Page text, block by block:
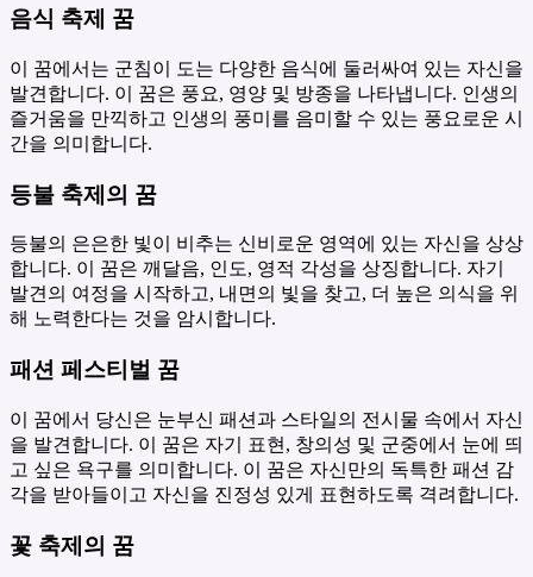
음식 축제 꿈
이 꿈에서는 군침이 도는 다양한 음식에 둘러싸여 있는 자신을
발견합니다. 이 꿈은 풍요, 영양 및 방종을 나타냅니다. 인생의
즐거움을 만끽하고 인생의 풍미를 음미할 수 있는 풍요로운 시
간을 의미합니다.
등불 축제의 꿈
등불의 은은한 빛이 비추는 신비로운 영역에 있는 자신을 상상
합니다. 이 꿈은 깨달음, 인도, 영적 각성을 상징합니다. 자기
발견의 여정을 시작하고, 내면의 빛을 찾고, 더 높은 의식을 위
해 노력한다는 것을 암시합니다.
패션 페스티벌 꿈
이 꿈에서 당신은 눈부신 패션과 스타일의 전시물 속에서 자신
을 발견합니다. 이 꿈은 자기 표현, 창의성 및 군중에서 눈에 띄
고 싶은 욕구를 의미합니다. 이 꿈은 자신만의 독특한 패션 감
각을 받아들이고 자신을 진정성 있게 표현하도록 격려합니다.
꽃 축제의 꿈